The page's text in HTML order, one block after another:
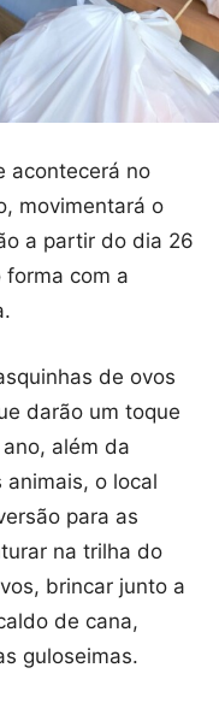
acontecerá no
movimentará o
a partir do dia 26
com a
de ovos
darão um toque
além da
o local
para as
na trilha do
brincar junto a
de cana,
guloseimas.